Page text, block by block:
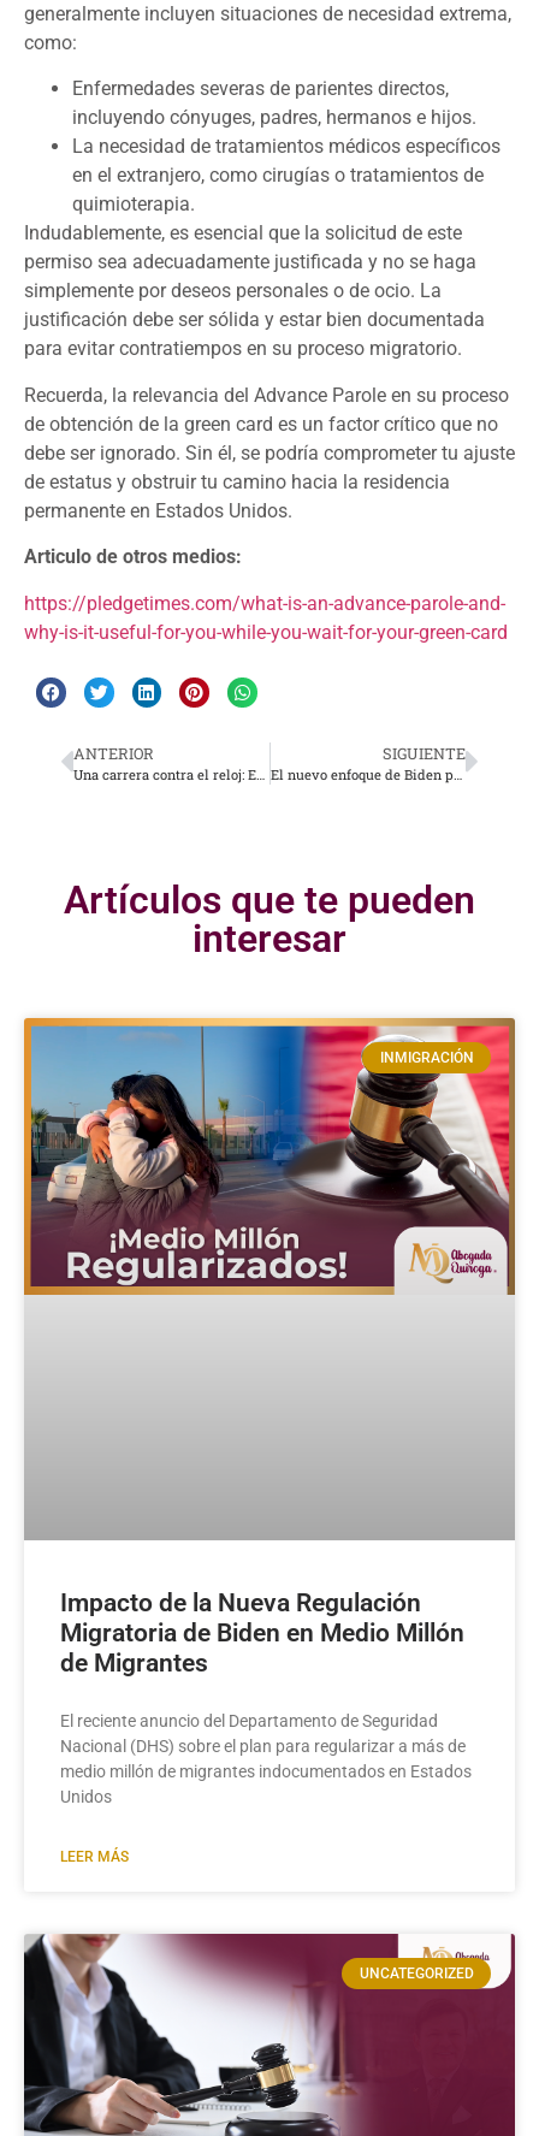
generalmente incluyen situaciones de necesidad extrema,
como:
Enfermedades severas de parientes directos,
incluyendo cónyuges, padres, hermanos e hijos.
La necesidad de tratamientos médicos específicos
en el extranjero, como cirugías o tratamientos de
quimioterapia.
Indudablemente, es esencial que la solicitud de este
permiso sea adecuadamente justificada y no se haga
simplemente por deseos personales o de ocio. La
justificación debe ser sólida y estar bien documentada
para evitar contratiempos en su proceso migratorio.
Recuerda, la relevancia del Advance Parole en su proceso
de obtención de la green card es un factor crítico que no
debe ser ignorado. Sin él, se podría comprometer tu ajuste
de estatus y obstruir tu camino hacia la residencia
permanente en Estados Unidos.
Articulo de otros medios:
https://pledgetimes.com/what-is-an-advance-parole-and-
why-is-it-useful-for-you-while-you-wait-for-your-green-card
ANTERIOR SIGUIENTE
Artículos que te pueden
interesar
INMIGRACIÓN
Impacto de la Nueva Regulación
Migratoria de Biden en Medio Millón
de Migrantes
El reciente anuncio del Departamento de Seguridad
Nacional (DHS) sobre el plan para regularizar a más de
medio millón de migrantes indocumentados en Estados
Unidos
LEER MÁS
UNCATEGORIZED